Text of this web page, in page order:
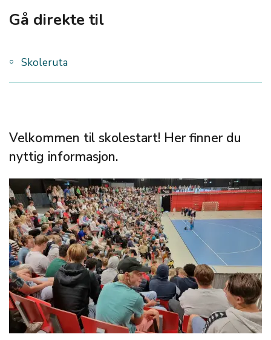
Gå direkte til
Skoleruta
Velkommen til skolestart! Her finner du
nyttig informasjon.